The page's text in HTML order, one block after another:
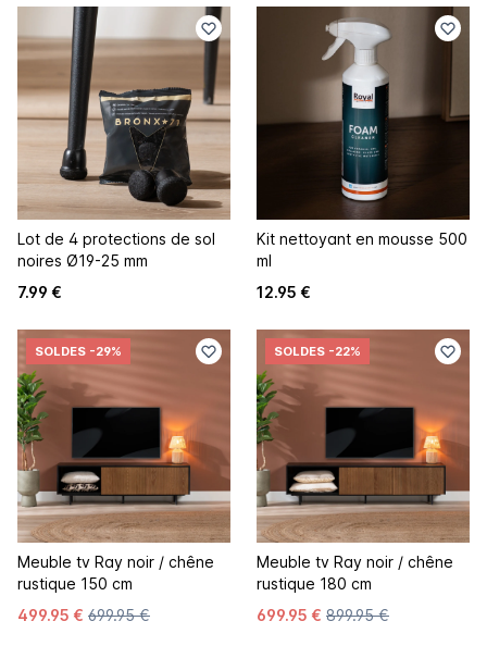
Lot de 4 protections de sol
noires Ø19-25 mm
7.99 €
Kit nettoyant en mousse 500
ml
12.95 €
SOLDES -29%
Meuble tv Ray noir / chêne
rustique 150 cm
499.95 € 699.95 €
SOLDES -22%
Meuble tv Ray noir / chêne
rustique 180 cm
699.95 € 899.95 €